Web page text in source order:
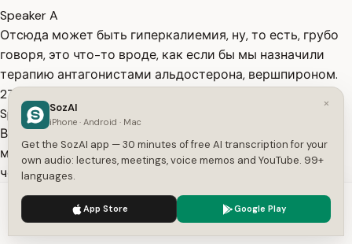
Speaker A
Отсюда может быть гиперкалиемия, ну, то есть, грубо
говоря, это что-то вроде, как если бы мы назначили
терапию антагонистами альдостерона, вершпироном.
27:30
Speaker A
Вот, естественно, на любой препарат, к сожалению,
могут быть аллергические реакции, ну, алопеции,
честно говоря, ни разу не видел.
27:50We use cookies to enhance your experience.
×
SozAI
iPhone · Android · Mac
Get the SozAI app — 30 minutes of free AI transcription for your
own audio: lectures, meetings, voice memos and YouTube. 99+
languages.
App Store Google Play